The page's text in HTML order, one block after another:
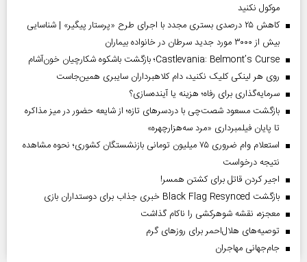
موکول نکنید
کاهش ۲۵ درصدی بستری مجدد با اجرای طرح «پرستار پیگیر» | شناسایی
بیش از ۳۰۰۰ مورد جدید سرطان در خانواده بیماران
Castlevania: Belmont’s Curse؛ بازگشت باشکوه شکارچیان خون‌آشام
روی هر لینکی کلیک نکنید، دام کلاهبرداران سایبری همین‌جاست
سرمایه‌گذاری برای رفاه؛ هزینه یا آینده‌سازی؟
بازگشت مسعود شصت‌چی با دردسر‌های تازه؛ از شایعه حضور در میز مذاکره
تا پایان فیلمبرداری «مرد سه‌هزارچهره»
استعلام وام ضروری ۷۵ میلیون تومانی بازنشستگان کشوری؛ نحوه مشاهده
نتیجه درخواست
اجیر کردن قاتل برای کشتن همسر!
بازگشت Black Flag Resynced خبری جذاب برای دوستداران بازی
معجزه، نقشه شوهرکشی را ناکام گذاشت
توصیه‌های هلال‌احمر برای روز‌های گرم
جام‌جهانی مهاجران